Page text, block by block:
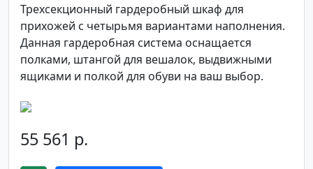
Трехсекционный гардеробный шкаф для
прихожей с четырьмя вариантами наполнения.
Данная гардеробная система оснащается
полками, штангой для вешалок, выдвижными
ящиками и полкой для обуви на ваш выбор.
55 561 р.